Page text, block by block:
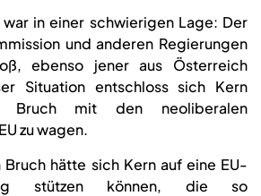
in einer schwierigen Lage: Der
und anderen Regierungen
ebenso jener aus Österreich
Situation entschloss sich Kern
Bruch mit den neoliberalen
zu wagen.
hätte sich Kern auf eine EU-
stützen können, die so